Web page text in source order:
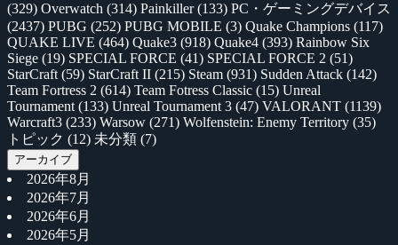
(329) Overwatch (314) Painkiller(133) PC・ゲーミングデバイス
(2437) PUBG (252) PUBG MOBILE (3) Quake Champions (117)
QUAKE LIVE (464) Quake3 (918) Quake4 (393) Rainbow Six
Siege (19) SPECIAL FORCE (41) SPECIAL FORCE 2 (51)
StarCraft (59) StarCraft II (215) Steam (931) Sudden Attack (142)
Team Fortress 2 (614) Team Fotress Classic (15) Unreal
Tournament (133) Unreal Tournament 3 (47) VALORANT (1139)
Warcraft3 (233) Warsow (271) Wolfenstein: Enemy Territory (35)
トピック (12) 未分類 (7)
アーカイブ
2026年8月
2026年7月
2026年6月
2026年5月